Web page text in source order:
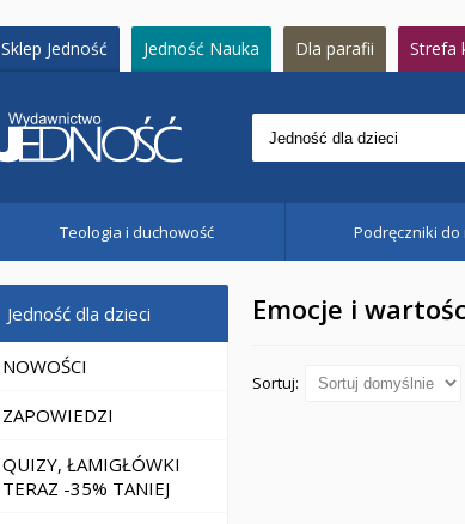
Sklep Jedność Jedność Nauka Dla parafii Strefa
Teologia i duchowość Podręczniki do
Jedność dla dzieci
NOWOŚCI
ZAPOWIEDZI
QUIZY, ŁAMIGŁÓWKI
TERAZ -35% TANIEJ
Emocje i
Sortuj: